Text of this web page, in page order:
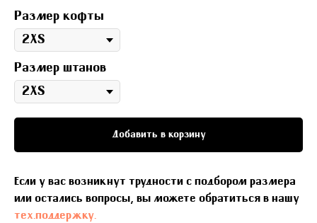
Размер кофты
Размер штанов
Добавить в корзину
Если у вас возникнут трудности с подбором размера
или остались вопросы, вы можете обратиться в нашу
тех.поддержку.